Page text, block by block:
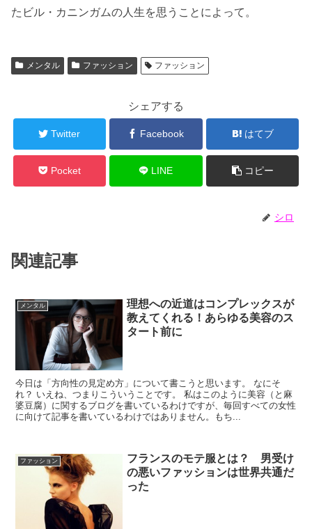
たビル・カニンガムの人生を思うことによって。
メンタル ファッション ファッション
シェアする
Twitter Facebook はてブ
Pocket LINE コピー
シロ
関連記事
メンタル
理想への近道はコンプレックスが
教えてくれる！あらゆる美容のス
タート前に
今日は「方向性の見定め方」について書こうと思います。 なにそ
れ？ いえね、つまりこういうことです。 私はこのように美容（と麻
婆豆腐）に関するブログを書いているわけですが、毎回すべての女性
に向けて記事を書いているわけではありません。もち...
ファッション
フランスのモテ服とは？ 男受け
の悪いファッションは世界共通だ
った